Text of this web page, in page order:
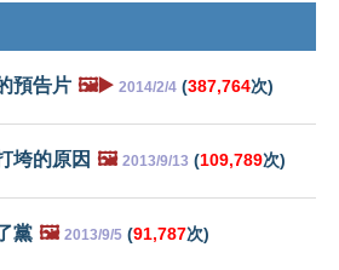
預告片 🖼️▶️ 2014/2/4 (387,764次)
垮的原因 🖼️ 2013/9/13 (109,789次)
黨 🖼️ 2013/9/5 (91,787次)